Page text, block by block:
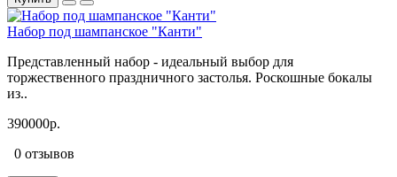
Набор под шампанское "Канти"
Представленный набор - идеальный выбор для
торжественного праздничного застолья. Роскошные бокалы
из..
390000р.
0 отзывов